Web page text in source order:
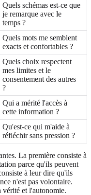
Quels schémas est-ce que
je remarque avec le
temps ?
Quels mots me semblent
exacts et confortables ?
Quels choix respectent
mes limites et le
consentement des autres
?
Qui a mérité l'accès à
cette information ?
Qu'est-ce qui m'aide à
réfléchir sans pression ?
La première consiste à
parce qu'ils peuvent
à leur dire qu'ils
n'est pas volontaire.
et l'autonomie.